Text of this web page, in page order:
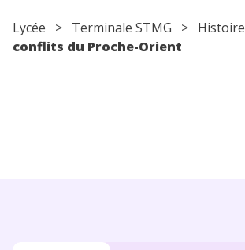
Lycée > Terminale STMG > Histoire
conflits du Proche-Orient